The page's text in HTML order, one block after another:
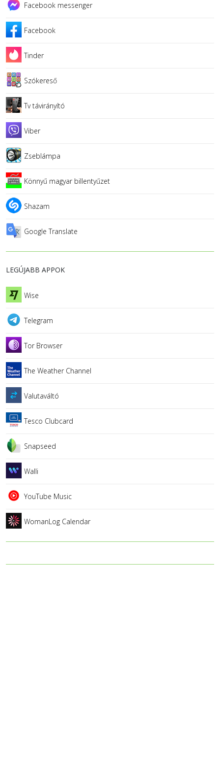
Facebook messenger
Facebook
Tinder
Szókereső
Tv távirányító
Viber
Zseblámpa
Könnyű magyar billentyűzet
Shazam
Google Translate
LEGÚJABB APPOK
Wise
Telegram
Tor Browser
The Weather Channel
Valutaváltó
Tesco Clubcard
Snapseed
Walli
YouTube Music
WomanLog Calendar